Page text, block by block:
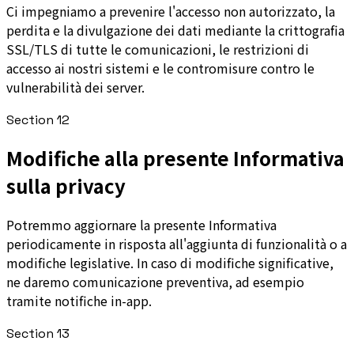
Ci impegniamo a prevenire l'accesso non autorizzato, la
perdita e la divulgazione dei dati mediante la crittografia
SSL/TLS di tutte le comunicazioni, le restrizioni di
accesso ai nostri sistemi e le contromisure contro le
vulnerabilità dei server.
Section 12
Modifiche alla presente Informativa
sulla privacy
Potremmo aggiornare la presente Informativa
periodicamente in risposta all'aggiunta di funzionalità o a
modifiche legislative. In caso di modifiche significative,
ne daremo comunicazione preventiva, ad esempio
tramite notifiche in-app.
Section 13